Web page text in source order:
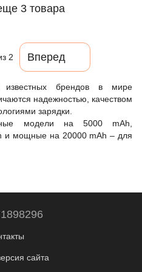
3 товара
2 Вперед
брендов в мире
надежностью, качеством
зарядки.
модели на 5000 mAh,
и мощные на 20000 mAh – для
сайта